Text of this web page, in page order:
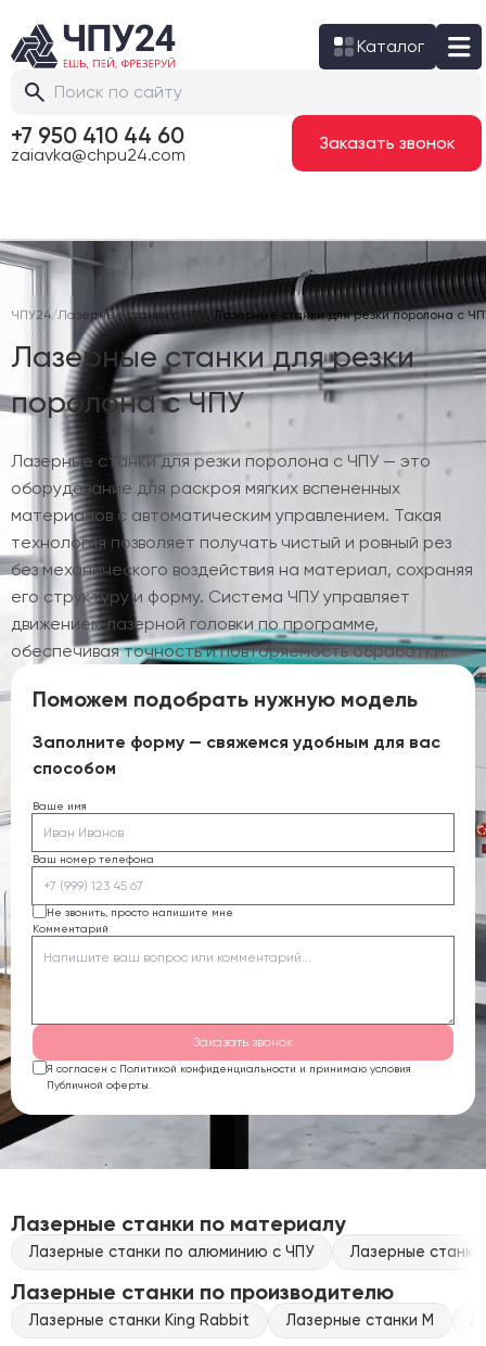
Каталог
+7 950 410 44 60
zaiavka@chpu24.com
Заказать звонок
ЧПУ24/Лазерные станки с ЧПУ / Лазерные станки для резки поролона с
Лазерные станки для резки
поролона с ЧПУ
Лазерные станки для резки поролона с ЧПУ — это
оборудование для раскроя мягких вспененных
материалов с автоматическим управлением. Такая
технология позволяет получать чистый и ровный рез
без механического воздействия на материал, сохраняя
его структуру и форму. Система ЧПУ управляет
движением лазерной головки по программе,
обеспечивая точность и повторяемость обработки.
Поможем подобрать нужную модель
Заполните форму — свяжемся удобным для вас
способом
Ваше имя
Ваш номер телефона
Не звонить, просто напишите мне
Комментарий
Заказать звонок
Я согласен с Политикой конфиденциальности и принимаю условия
Публичной оферты.
Лазерные станки по материалу
Лазерные станки по алюминию с ЧПУ Лазерные
Лазерные станки по производителю
Лазерные станки King Rabbit Лазерные станки M